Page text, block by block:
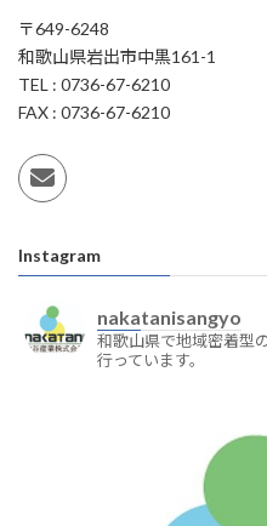
〒649-6248
和歌山県岩出市中黒161-1
TEL : 0736-67-6210
FAX : 0736-67-6210
Instagram
nakatanisangyo
和歌山県で地域密着型
行っています。